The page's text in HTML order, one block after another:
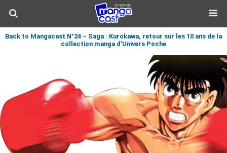
Back to Mangacast N°24 – Saga : Kurokawa, retour sur les 10 ans de la
collection manga d’Univers Poche